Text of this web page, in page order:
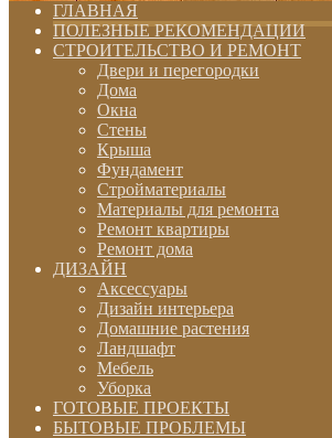
ГЛАВНАЯ
ПОЛЕЗНЫЕ РЕКОМЕНДАЦИИ
СТРОИТЕЛЬСТВО И РЕМОНТ
Двери и перегородки
Дома
Окна
Стены
Крыша
Фундамент
Стройматериалы
Материалы для ремонта
Ремонт квартиры
Ремонт дома
ДИЗАЙН
Аксессуары
Дизайн интерьера
Домашние растения
Ландшафт
Мебель
Уборка
ГОТОВЫЕ ПРОЕКТЫ
БЫТОВЫЕ ПРОБЛЕМЫ